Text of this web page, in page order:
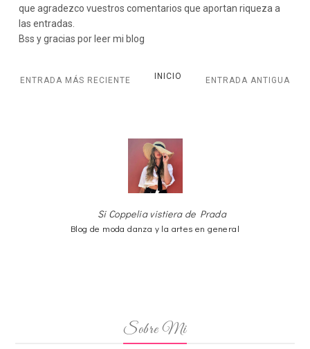
que agradezco vuestros comentarios que aportan riqueza a
las entradas.
Bss y gracias por leer mi blog
ENTRADA MÁS RECIENTE ENTRADA ANTIGUA
INICIO
Si Coppelia vistiera de Prada
Blog de moda danza y la artes en general
Sobre Mi